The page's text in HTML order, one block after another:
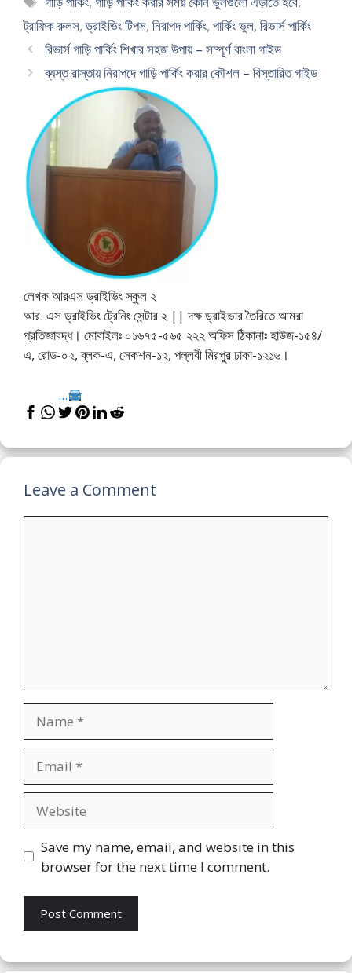
ট্রাফিক রুলস,ড্রাইভিং টিপস, নিরাপদ পার্কিং, পার্কিং ভুল, রিভার্স পার্কিং
রিভার্স গাড়ি পার্কিং শিখার সহজ উপায় – সম্পূর্ণ বাংলা গাইড
ব্যস্ত রাস্তায় নিরাপদে গাড়ি পার্কিং করার কৌশল – বিস্তারিত গাইড
লেখক আরএস ড্রাইভিং স্কুল ২
আর. এস ড্রাইভিং ট্রেনিং সেন্টার ২ || দক্ষ ড্রাইভার তৈরিতে আমরা
প্রতিজ্ঞাবদ্ধ। মোবাইলঃ ০১৬৭৫-৫৬৫ ২২২ অফিস ঠিকানাঃ হাউজ-১৫৪/
এ, রোড-০২, ব্লক-এ, সেকশন-১২, পল্লবী মিরপুর ঢাকা-১২১৬।
...
Leave a Comment
Save my name, email, and website in this
browser for the next time I comment.